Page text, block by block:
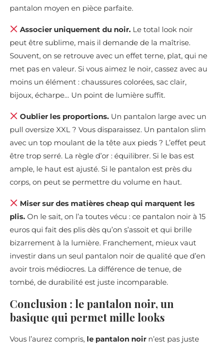
pantalon moyen en pièce parfaite.
Associer uniquement du noir. Le total look noir
peut être sublime, mais il demande de la maîtrise.
Souvent, on se retrouve avec un effet terne, plat, qui ne
met pas en valeur. Si vous aimez le noir, cassez avec au
moins un élément : chaussures colorées, sac clair,
bijoux, écharpe… Un point de lumière suffit.
Oublier les proportions. Un pantalon large avec un
pull oversize XXL ? Vous disparaissez. Un pantalon slim
avec un top moulant de la tête aux pieds ? L’effet peut
être trop serré. La règle d’or : équilibrer. Si le bas est
ample, le haut est ajusté. Si le pantalon est près du
corps, on peut se permettre du volume en haut.
Miser sur des matières cheap qui marquent les
plis. On le sait, on l’a toutes vécu : ce pantalon noir à 15
euros qui fait des plis dès qu’on s’assoit et qui brille
bizarrement à la lumière. Franchement, mieux vaut
investir dans un seul pantalon noir de qualité que d’en
avoir trois médiocres. La différence de tenue, de
tombé, de durabilité est juste incomparable.
Conclusion : le pantalon noir, un
basique qui permet mille looks
Vous l’aurez compris, le pantalon noir n’est pas juste